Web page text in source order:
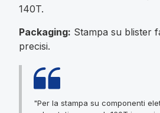
140T.
Packaging: Stampa su blister
precisi.
"Per la stampa su componenti